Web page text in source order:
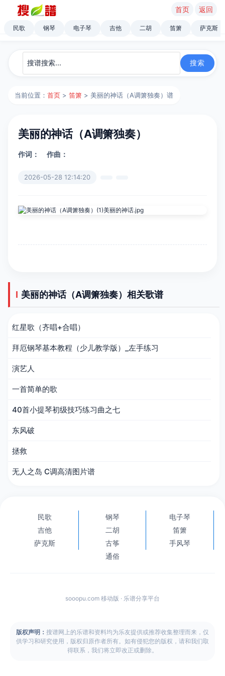
首页 返回
民歌 钢琴 电子琴 吉他 二胡 笛箫 萨克斯
当前位置：首页 >笛箫 > 美丽的神话（A调箫独奏）谱
美丽的神话（A调箫独奏）
作词： 作曲：
2026-05-28 12:14:20
美丽的神话（A调箫独奏）相关歌谱
红星歌（齐唱+合唱）
拜厄钢琴基本教程（少儿教学版）_左手练习
演艺人
一首简单的歌
40首小提琴初级技巧练习曲之七
东风破
拯救
无人之岛 C调高清图片谱
民歌 钢琴
电子琴
吉他
二胡
笛箫
萨克斯
古筝
手风琴
通俗
sooopu.com 移动版 · 乐谱分享平台
版权声明： 搜谱网上的乐谱和资料均为乐友提供或推荐收集整理而来，仅
供学习和研究使用，版权归原作者所有。如有侵犯您的版权，请和我们取
得联系，我们将立即改正或删除。